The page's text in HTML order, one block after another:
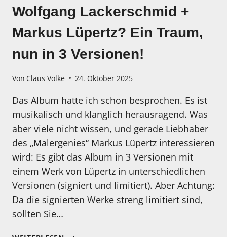
Wolfgang Lackerschmid +
Markus Lüpertz? Ein Traum,
nun in 3 Versionen!
Von Claus Volke 24. Oktober 2025
Das Album hatte ich schon besprochen. Es ist
musikalisch und klanglich herausragend. Was
aber viele nicht wissen, und gerade Liebhaber
des „Malergenies“ Markus Lüpertz interessieren
wird: Es gibt das Album in 3 Versionen mit
einem Werk von Lüpertz in unterschiedlichen
Versionen (signiert und limitiert). Aber Achtung:
Da die signierten Werke streng limitiert sind,
sollten Sie…